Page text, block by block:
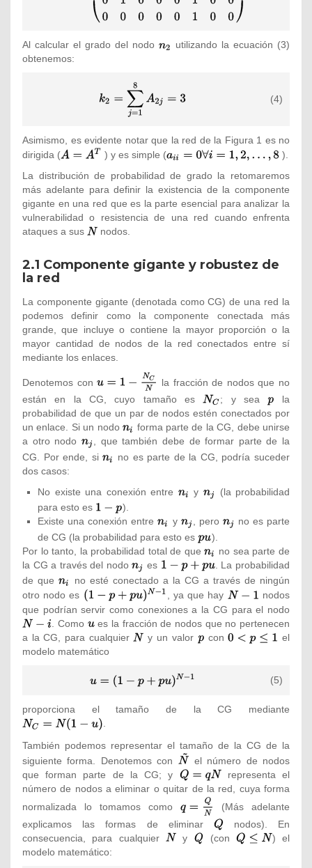
Al calcular el grado del nodo {\textstyle
utilizando la ecuación (3)
obtenemos:
{\displaystyle
k_{2}=\sum
_{j=1}^{8}A_{2j}=3}
(4)
Asimismo, es evidente notar que la red de la Figura 1 es no
dirigida ({\textstyle ) y es simple ({\textstyle
i=1,2,\ldots
,8}
).
La distribución de probabilidad de grado la retomaremos
más adelante para definir la existencia de la componente
gigante en una red que es la parte esencial para analizar la
vulnerabilidad o resistencia de una red cuando enfrenta
ataques a sus {\textstyle
nodos.
2.1 Componente gigante y robustez de
la red
La componente gigante (denotada como CG) de una red la
podemos definir como la componente conectada más
grande, que incluye o contiene la mayor proporción o la
mayor cantidad de nodos de la red conectados entre sí
mediante los enlaces.
Denotemos con{\textstyle
{\frac
{N_{C}}
{N}}}
la fracción de nodos que no
están en la CG, cuyo tamaño es{\textstyle
N_{C}}
; y sea {\textstyle
p}
la
probabilidad de que un par de nodos estén conectados por
un enlace. Si un nodo {\textstyle
n_{i}}
forma parte de la CG, debe unirse
a otro nodo {\textstyle
n_{j}}
, que también debe de formar parte de la
CG. Por ende, si{\textstyle
no es parte de la CG, podría suceder
dos casos:
No existe una conexión entre {\textstyle
y {\textstyle
(la probabilidad
para esto es {\textstyle
1-p}
).
Existe una conexión entre{\textstyle
n_{i}}
y {\textstyle
n_{j}}
, pero {\textstyle
no es parte
de CG (la probabilidad para esto es {\textstyle
pu}
).
Por lo tanto, la probabilidad total de que{\textstyle
n_{i}}
no sea parte de
la CG a través del nodo{\textstyle
n_{j}}
es {\textstyle
1-p+pu}
. La probabilidad
de que{\textstyle
n_{i}}
no esté conectado a la CG a través de ningún
otro nodo es {\textstyle
(1-
p+pu)^{N-
1}}
, ya que hay {\textstyle
N-1}
nodos
que podrían servir como conexiones a la CG para el nodo
. Como {\textstyle
u}
es la fracción de nodos que no pertenecen
a la CG, para cualquier{\textstyle
y un valor {\textstyle
con{\textstyle
el
modelo matemático
{\displaystyle
p+pu)^{N-1}}
(5)
proporciona el tamaño de la CG mediante
.
También podemos representar el tamaño de la CG de la
siguiente forma. Denotemos con
{\textstyle
{\tilde
{N}}}
el número de nodos
que forman parte de la CG; y {\textstyle
Q=qN}
representa el
número de nodos a eliminar o quitar de la red, cuya forma
normalizada lo tomamos como
{\textstyle
q={\frac
{Q}{N}}}
(Más adelante
explicamos las formas de eliminar {\textstyle
Q}
nodos). En
consecuencia, para cualquier {\textstyle
y {\textstyle
(con {\textstyle) el
modelo matemático: